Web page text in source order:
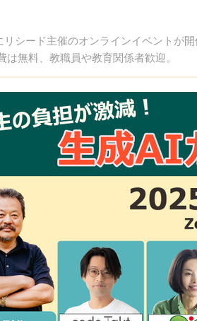
シード主催のオンラインイベントが
は無料、教職員や教育関係者歓迎。